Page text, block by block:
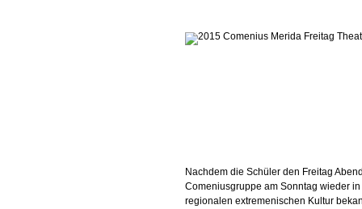
Nachdem die Schüler den Freitag
Comeniusgruppe am Sonntag wieder
regionalen extremenischen Kultur